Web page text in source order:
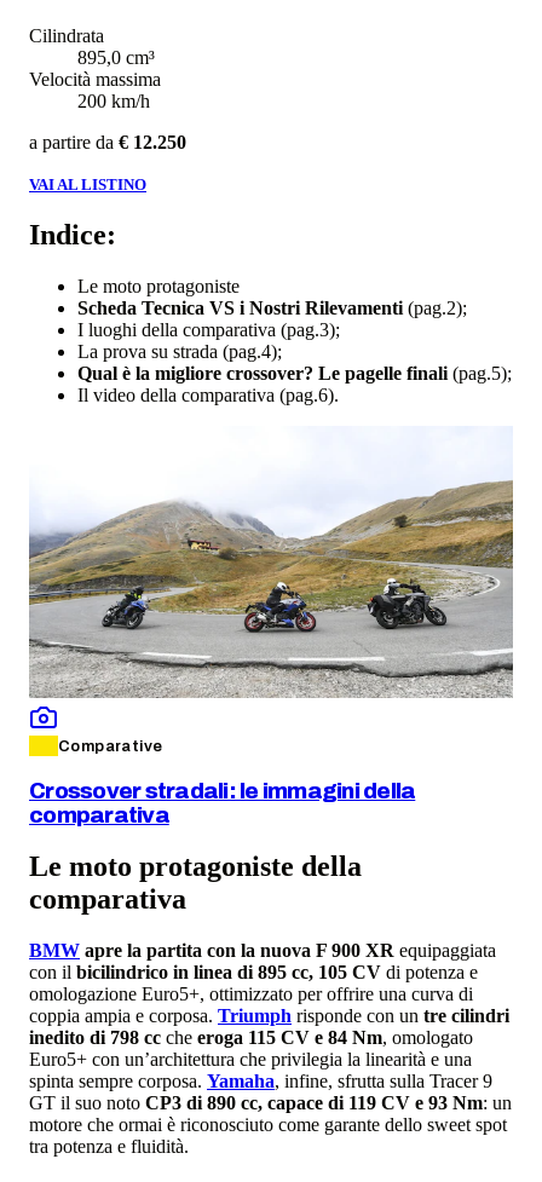
Cilindrata
895,0 cm³
Velocità massima
200 km/h
a partire da € 12.250
VAI AL LISTINO
Indice:
Le moto protagoniste
Scheda Tecnica VS i Nostri Rilevamenti (pag.2);
I luoghi della comparativa (pag.3);
La prova su strada (pag.4);
Qual è la migliore crossover? Le pagelle finali (pag.5);
Il video della comparativa (pag.6).
Comparative
Crossover stradali: le immagini della
comparativa
Le moto protagoniste della
comparativa
BMW apre la partita con la nuova F 900 XR equipaggiata
con il bicilindrico in linea di 895 cc, 105 CV di potenza e
omologazione Euro5+, ottimizzato per offrire una curva di
coppia ampia e corposa. Triumph risponde con un tre cilindri
inedito di 798 cc che eroga 115 CV e 84 Nm, omologato
Euro5+ con un’architettura che privilegia la linearità e una
spinta sempre corposa. Yamaha, infine, sfrutta sulla Tracer 9
GT il suo noto CP3 di 890 cc, capace di 119 CV e 93 Nm: un
motore che ormai è riconosciuto come garante dello sweet spot
tra potenza e fluidità.